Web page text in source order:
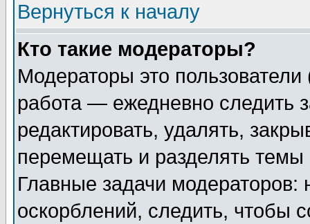
Вернуться к началу
Кто такие модераторы?
Модераторы это
работа — ежедневно следить
редактировать, удалять,
перемещать и разделять
Главные задачи
оскорблений, следить, чтобы